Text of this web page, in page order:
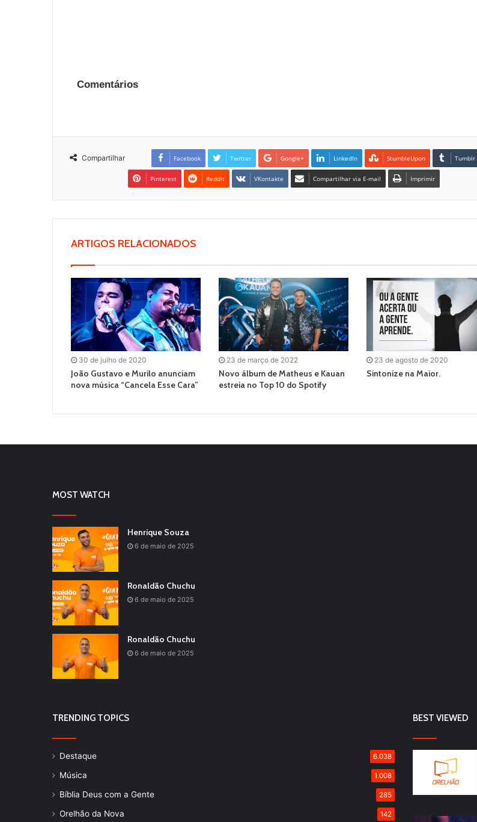
Comentários
Compartilhar Facebook Twitter Google+ LinkedIn StumbleUpon Tumblr
Pinterest Reddit VKontakte Compartilhar via E-mail Imprimir
ARTIGOS RELACIONADOS
30 de julho de 2020
João Gustavo e Murilo anunciam
nova música “Cancela Esse Cara”
23 de março de 2022
Novo álbum de Matheus e Kauan
estreia no Top 10 do Spotify
23 de agosto de 2020
Sintonize na Maior.
MOST WATCH
Henrique Souza
6 de maio de 2025
Ronaldão Chuchu
6 de maio de 2025
Ronaldão Chuchu
6 de maio de 2025
TRENDING TOPICS
Destaque 6.038
Música 1.008
Bíblia Deus com a Gente 285
Orelhão da Nova 142
BEST VIEWED